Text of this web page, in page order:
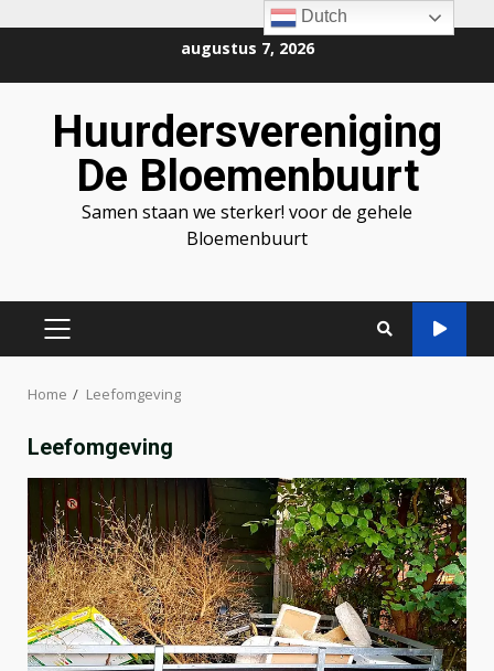
inhoud
augustus 7, 2026
Huurdersvereniging
De Bloemenbuurt
Samen staan we sterker! voor de gehele
Bloemenbuurt
PRIMAIR
Home Leefomgeving
Leefomgeving
Dutch